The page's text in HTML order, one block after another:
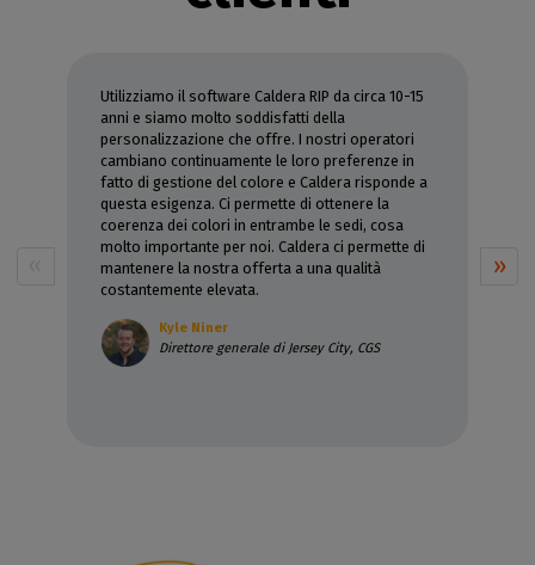
Utilizziamo il software Caldera RIP da circa 10-15
anni e siamo molto soddisfatti della
personalizzazione che offre. I nostri operatori
cambiano continuamente le loro preferenze in
fatto di gestione del colore e Caldera risponde a
questa esigenza. Ci permette di ottenere la
coerenza dei colori in entrambe le sedi, cosa
molto importante per noi. Caldera ci permette di
mantenere la nostra offerta a una qualità
costantemente elevata.
Kyle Niner
Direttore generale di Jersey City, CGS